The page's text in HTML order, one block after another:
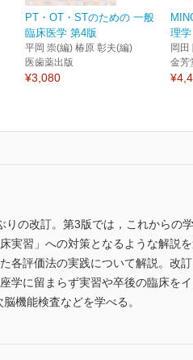
PT・OT・STのための 一般
臨床医学 第4版
平岡 崇(編) 椿原 彰夫(編)
医歯薬出版
¥3,080
理
岡田
金芳
の改訂。第3版では，これからの
習」への対策となるような解説
各評価法の実践について解説。改
学に留まらず実習や卒後の臨床を
機能検査などを学べる。